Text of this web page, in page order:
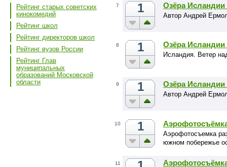
Рейтинг старых советских
кинокомедий
Рейтинг школ
Рейтинг директоров школ
Рейтинг вузов России
Рейтинг Глав
муниципальных
образований Московской
области
7 1 Озёра Исландии
Автор Андрей
8 1 Озёра Исландии
Исландия. Ветер
9 1 Озёра Исландии
Автор Андрей
10 1
Аэрофотосъемка
южном побережье
11